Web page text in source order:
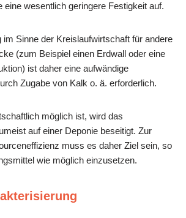
eine wesentlich geringere Festigkeit auf.
im Sinne der Kreislaufwirtschaft für andere
(zum Beispiel einen Erdwall oder eine
ist daher eine aufwändige
Zugabe von Kalk o. ä. erforderlich.
möglich ist, wird das
auf einer Deponie beseitigt. Zur
muss es daher Ziel sein, so
wie möglich einzusetzen.